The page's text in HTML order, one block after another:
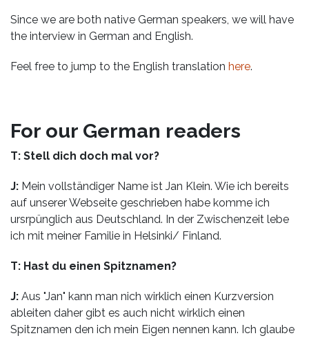
Since we are both native German speakers, we will have
the interview in German and English.
Feel free to jump to the English translation here.
For our German readers
T: Stell dich doch mal vor?
J: Mein vollständiger Name ist Jan Klein. Wie ich bereits
auf unserer Webseite geschrieben habe komme ich
ursrpünglich aus Deutschland. In der Zwischenzeit lebe
ich mit meiner Familie in Helsinki/ Finland.
T: Hast du einen Spitznamen?
J: Aus "Jan" kann man nich wirklich einen Kurzversion
ableiten daher gibt es auch nicht wirklich einen
Spitznamen den ich mein Eigen nennen kann. Ich glaube